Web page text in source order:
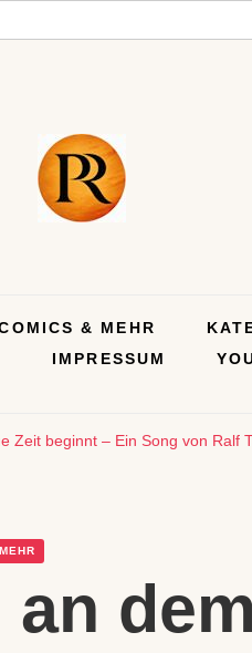
& MEHR
IMPRESSUM
Zeit beginnt – Ein Song von Ralf
an